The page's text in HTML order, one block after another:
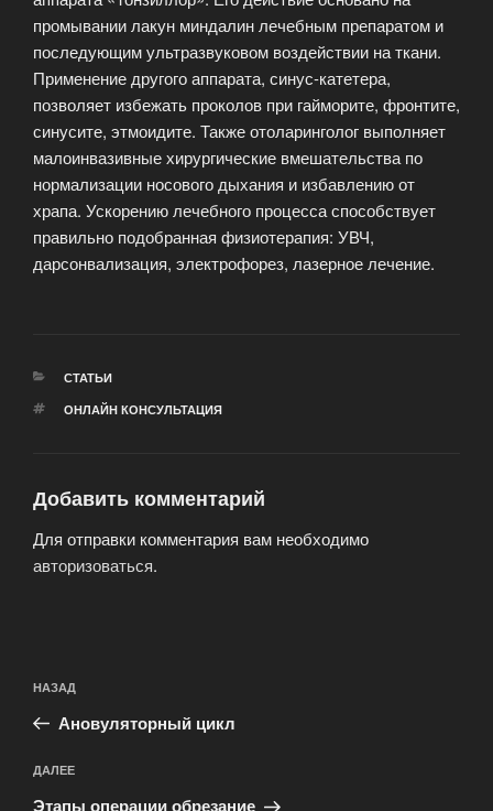
промывании лакун миндалин лечебным препаратом и
последующим ультразвуковом воздействии на ткани.
Применение другого аппарата, синус-катетера,
позволяет избежать проколов при гайморите, фронтите,
синусите, этмоидите. Также отоларинголог выполняет
малоинвазивные хирургические вмешательства по
нормализации носового дыхания и избавлению от
храпа. Ускорению лечебного процесса способствует
правильно подобранная физиотерапия: УВЧ,
дарсонвализация, электрофорез, лазерное лечение.
РУБРИКИ
СТАТЬИ
МЕТКИ
ОНЛАЙН КОНСУЛЬТАЦИЯ
Добавить комментарий
Для отправки комментария вам необходимо
авторизоваться.
по
записям
Предыдущая
запись:
НАЗАД
Ановуляторный цикл
Следующая
запись
ДАЛЕЕ
Этапы операции обрезание